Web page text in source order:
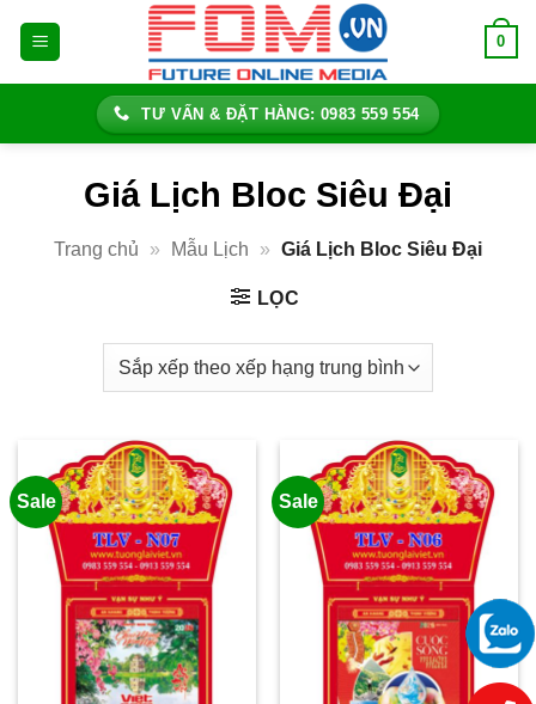
0
TƯ VẤN & ĐẶT HÀNG: 0983 559 554
Giá Lịch Bloc Siêu Đại
Trang chủ » Mẫu Lịch » Giá Lịch Bloc Siêu Đại
LỌC
Sale Sale